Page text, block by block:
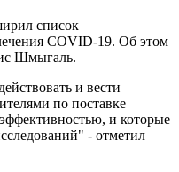
список
COVID-19. Об этом
Шмыгаль.
и вести
по поставке
и которые
- отметил